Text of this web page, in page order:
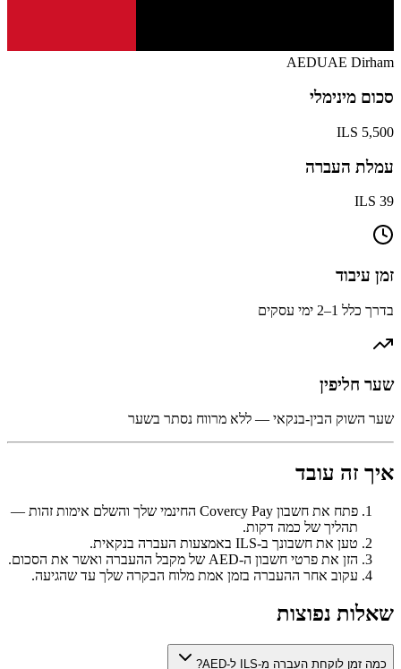
AEDUAE Dirham
סכום מינימלי
5,500 ILS
עמלת העברה
39 ILS
זמן עיבוד
בדרך כלל 1–2 ימי עסקים
שער חליפין
שער השוק הבין-בנקאי — ללא מרווח נסתר בשער
איך זה עובד
פתח את חשבון Covercy Pay החינמי שלך והשלם אימות זהות —
תהליך של כמה דקות.
טען את חשבונך ב-ILS באמצעות העברה בנקאית.
הזן את פרטי חשבון ה-AED של מקבל ההעברה ואשר את הסכום.
עקוב אחר ההעברה בזמן אמת מלוח הבקרה שלך עד שהגיעה.
שאלות נפוצות
כמה זמן לוקחת העברה מ-ILS ל-AED?